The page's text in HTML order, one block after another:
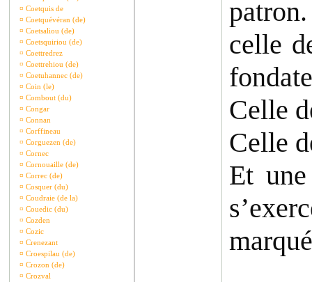
¤ Coetquis de
¤ Coetquévéran (de)
¤ Coetsaliou (de)
¤ Coetsquiriou (de)
¤ Coettredrez
¤ Coettrehiou (de)
¤ Coetuhannec (de)
¤ Coin (le)
¤ Combout (du)
¤ Congar
¤ Connan
¤ Corffineau
¤ Corguezen (de)
¤ Cornec
¤ Cornouaille (de)
¤ Correc (de)
¤ Cosquer (du)
¤ Coudraie (de la)
¤ Couedic (du)
¤ Cozden
¤ Cozic
¤ Crenezant
¤ Croespilau (de)
¤ Crozon (de)
¤ Crozval
patron.
celle
Celle
Celle
Et